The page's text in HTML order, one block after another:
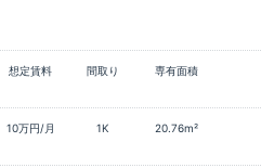
想定賃料 間取り
専有面積
10万円/月 1K
20.76m²